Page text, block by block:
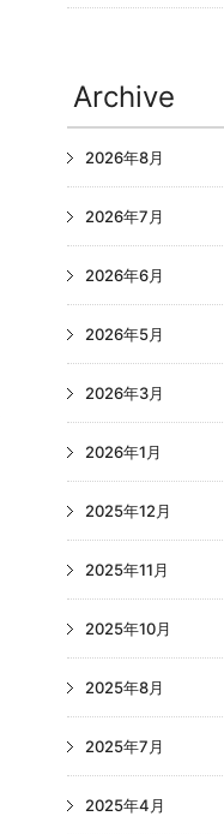
Archive
2026年8月
2026年7月
2026年6月
2026年5月
2026年3月
2026年1月
2025年12月
2025年11月
2025年10月
2025年8月
2025年7月
2025年4月